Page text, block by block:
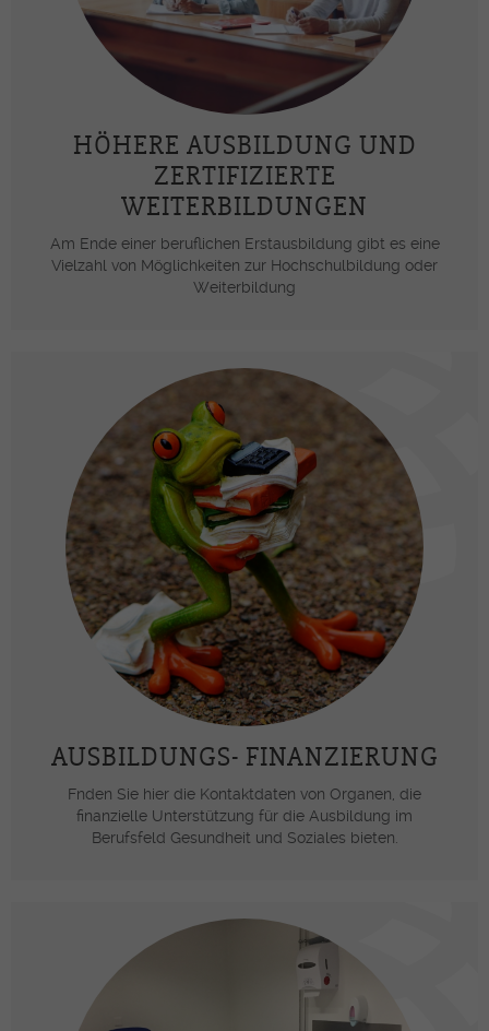
HÖHERE AUSBILDUNG UND
ZERTIFIZIERTE
WEITERBILDUNGEN
Am Ende einer beruflichen Erstausbildung gibt es eine
Vielzahl von Möglichkeiten zur Hochschulbildung oder
Weiterbildung
AUSBILDUNGS- FINANZIERUNG
Fnden Sie hier die Kontaktdaten von Organen, die
finanzielle Unterstützung für die Ausbildung im
Berufsfeld Gesundheit und Soziales bieten.